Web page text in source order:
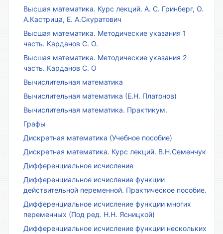
Высшая математика. Курс лекций. А. С. Гринберг, О.
А.Кастрица, Е. А.Скуратович
Высшая математика. Методические указания 1
часть. Карданов С. О.
Высшая математика. Методические указания 2
часть. Карданов С. О
Вычислительная математика
Вычислительная математика (Е.Н. Платонов)
Вычислительная математика. Практикум.
Графы
Дискретная математика (Учебное пособие)
Дискретная математика. Курс лекций. В.Н.Семенчук
Дифференциальное исчисление
Дифференциальное исчисление функции
действительной переменной. Практическое пособие.
Дифференциальное исчисление функции многих
переменных (Под ред. Н.Н. Ясницкой)
Дифференциальное исчисление функции нескольких